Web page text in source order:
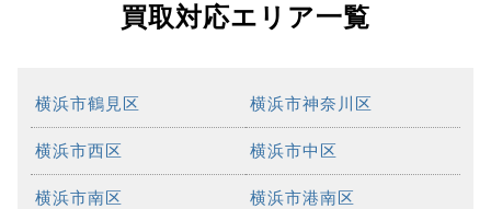
買取対応エリア一覧
横浜市鶴見区 横浜市神奈川区
横浜市西区 横浜市中区
横浜市南区 横浜市港南区